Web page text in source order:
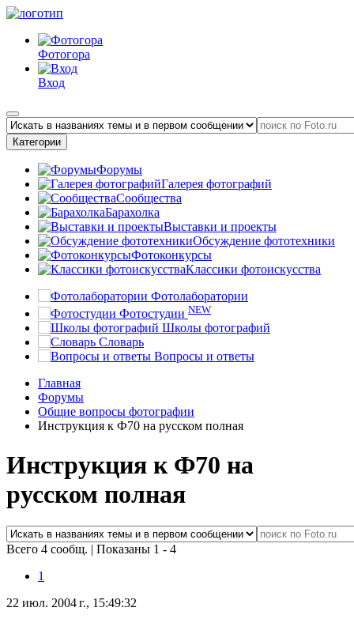
Фотогора
Вход
Категории
Форумы
Галерея фотографий
Сообщества
Барахолка
Выставки и проекты
Обсуждение фототехники
Фотоконкурсы
Классики фотоискусства
Фотолаборатории
Фотостудии NEW
Школы фотографий
Словарь
Вопросы и ответы
Главная
Форумы
Общие вопросы фотографии
Инструкция к Ф70 на русском полная
Инструкция к Ф70 на
русском полная
Всего 4 сообщ. | Показаны 1 - 4
1
22 июл. 2004 г., 15:49:32